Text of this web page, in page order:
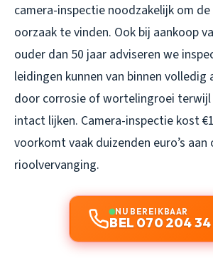
camera-inspectie noodzakelijk om
oorzaak te vinden. Ook bij aankoop
ouder dan 50 jaar adviseren we
leidingen kunnen van binnen volledig
door corrosie of wortelingroei terwijl
intact lijken. Camera-inspectie kost
voorkomt vaak duizenden euro’s
rioolvervanging.
NU BEREIKBAAR
BEL 070 204